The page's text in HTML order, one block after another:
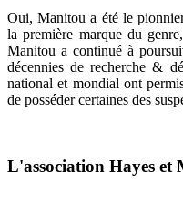
Oui, Manitou a été le
la première marque du
Manitou a continué à
décennies de recherche &
national et mondial ont
de posséder certaines des
L'association Hayes et